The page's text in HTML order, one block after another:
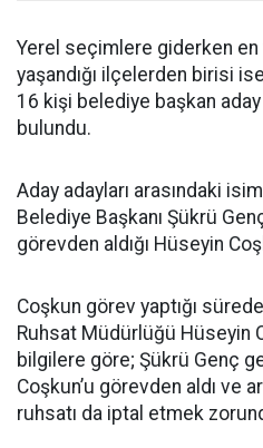
Yerel seçimlere giderken en
yaşandığı ilçelerden birisi
16 kişi belediye başkan
bulundu.
Aday adayları arasındaki
Belediye Başkanı Şükrü
görevden aldığı Hüseyin
Coşkun görev yaptığı
Ruhsat Müdürlüğü Hüseyin
bilgilere göre; Şükrü Genç
Coşkun’u görevden aldı ve
ruhsatı da iptal etmek